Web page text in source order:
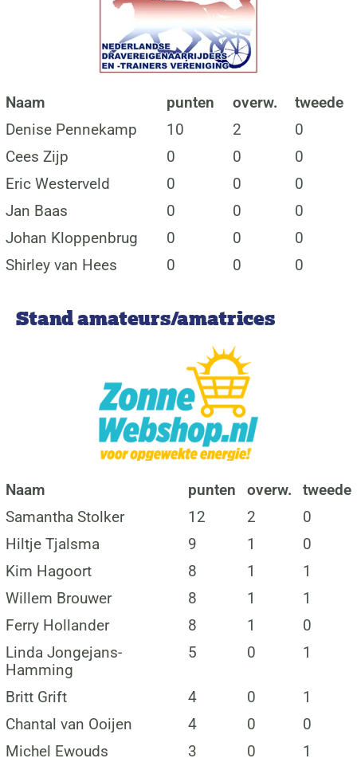
Naam punten overw.
tweede
Denise Pennekamp
10 2
0
Cees Zijp
0 0
0
Eric Westerveld
0 0
0
Jan Baas
0 0
0
Johan Kloppenbrug
0 0
0
Shirley van Hees
0 0 0
Stand amateurs/amatrices
Naam punten overw.
tweede
Samantha Stolker
12 2
0
Hiltje Tjalsma
9 1
0
Kim Hagoort
8 1
1
Willem Brouwer
8 1
1
Ferry Hollander
8 1
0
Linda Jongejans-
Hamming
5 0 1
Britt Grift 4 0
1
Chantal van Ooijen
4 0
0
Michel Ewouds
3 0
1